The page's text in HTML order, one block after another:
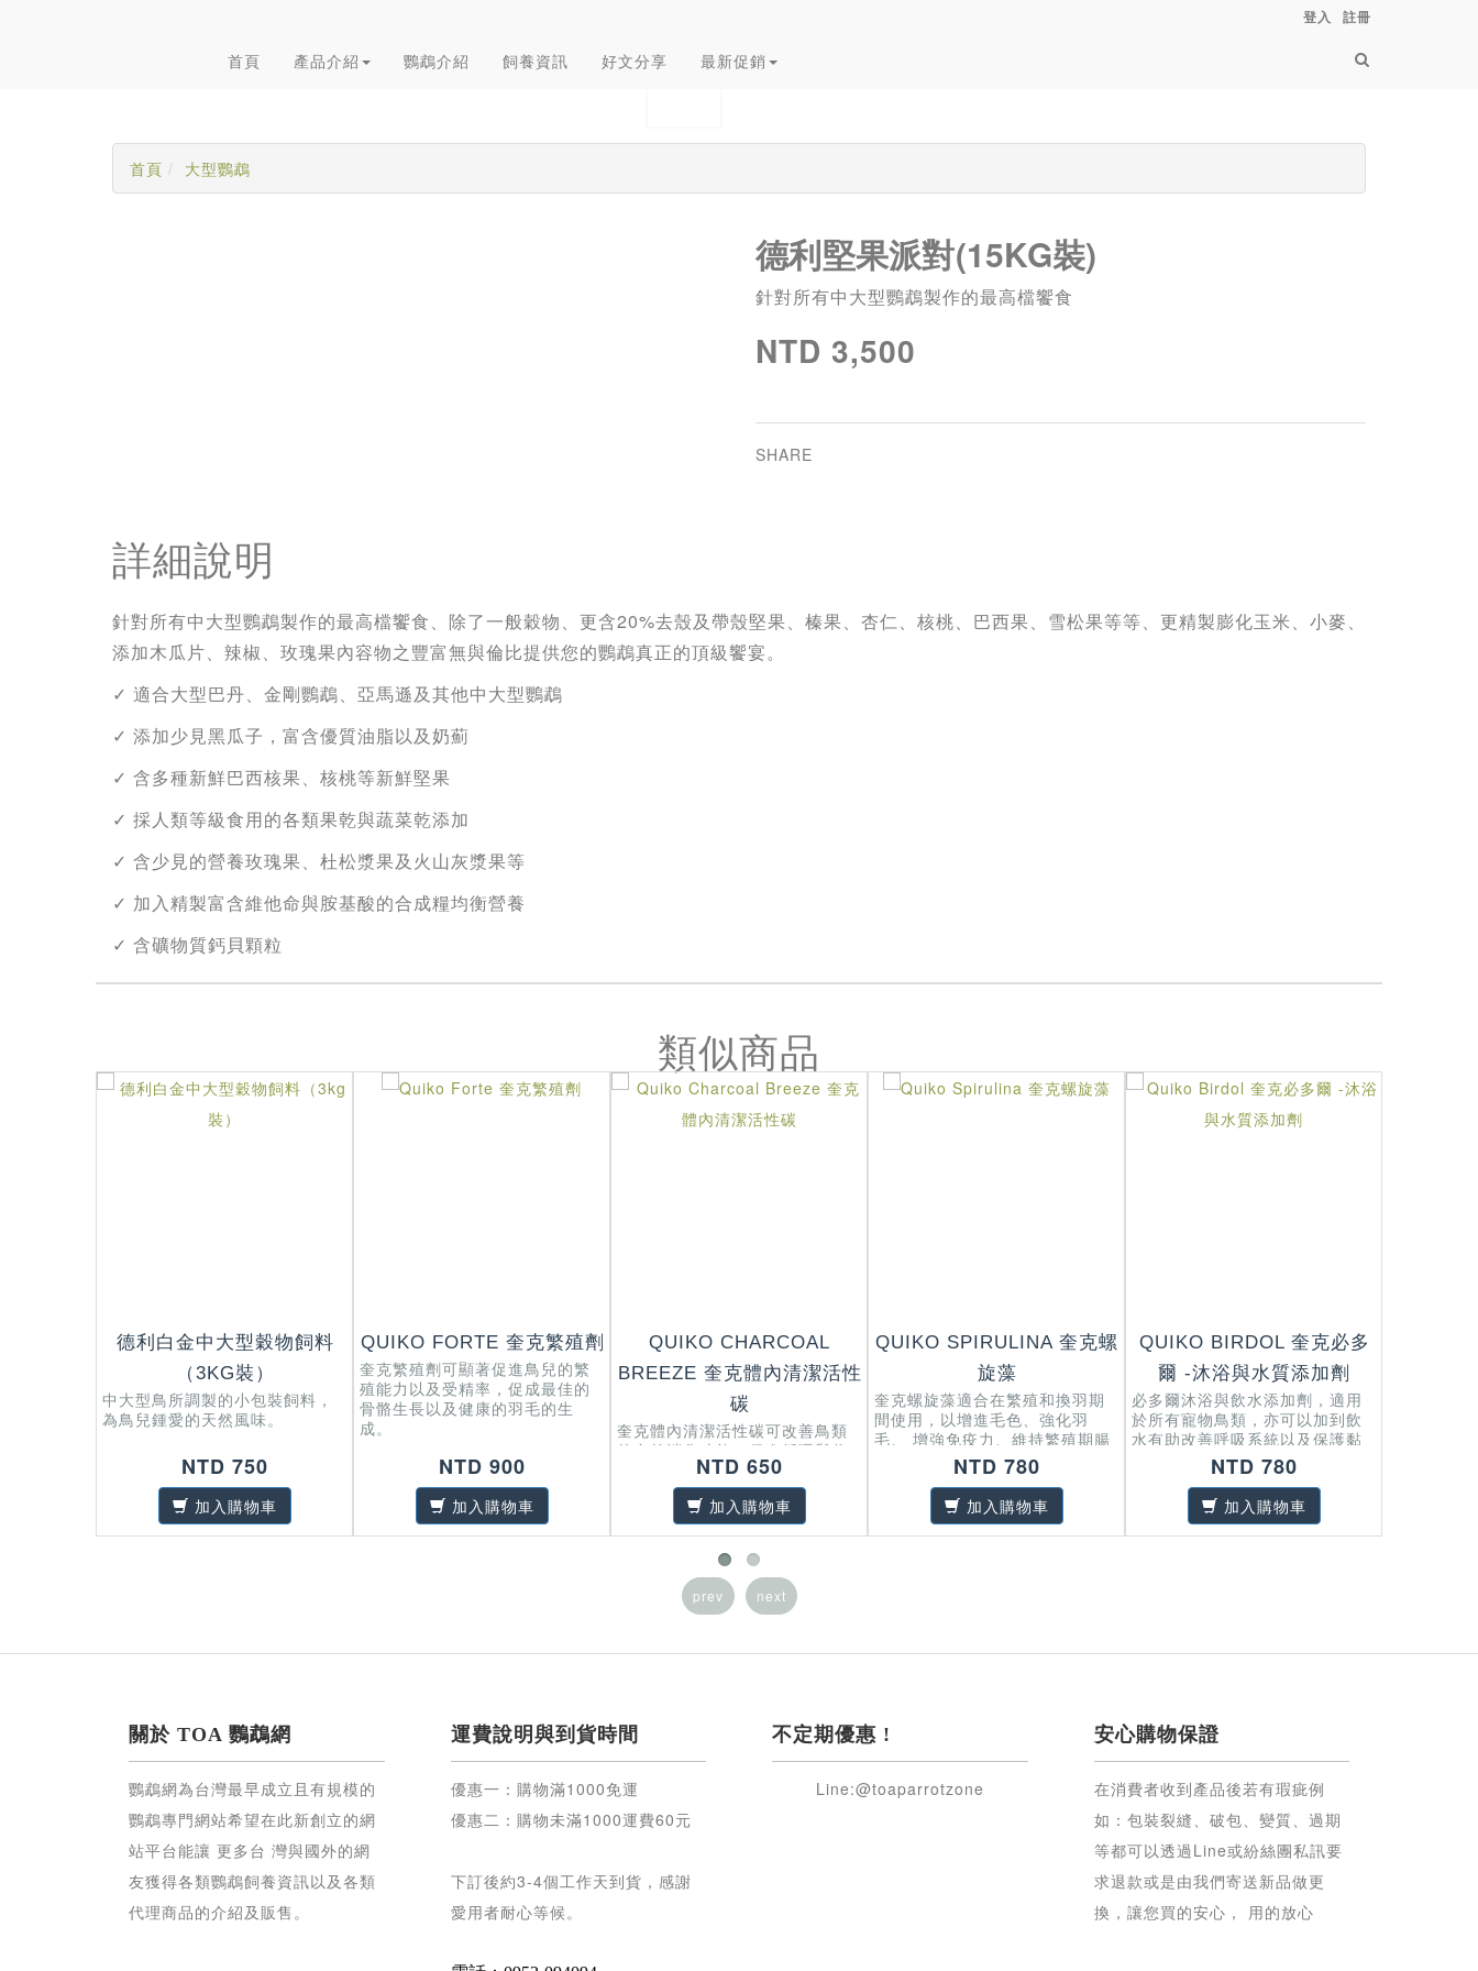
登入 註冊
首頁 產品介紹 鸚鵡介紹 飼養資訊 好文分享 最新促銷
首頁 大型鸚鵡
德利堅果派對(15KG裝)
針對所有中大型鸚鵡製作的最高檔饗食
NTD 3,500
SHARE
詳細說明
針對所有中大型鸚鵡製作的最高檔饗食、除了一般穀物、更含20%去殼及帶殼堅果、榛果、杏仁、核桃、巴西果、雪松果等等、更精製膨化玉米、小麥、
添加木瓜片、辣椒、玫瑰果內容物之豐富無與倫比提供您的鸚鵡真正的頂級饗宴。
✓ 適合大型巴丹、金剛鸚鵡、亞馬遜及其他中大型鸚鵡
✓ 添加少見黑瓜子，富含優質油脂以及奶薊
✓ 含多種新鮮巴西核果、核桃等新鮮堅果
✓ 採人類等級食用的各類果乾與蔬菜乾添加
✓ 含少見的營養玫瑰果、杜松漿果及火山灰漿果等
✓ 加入精製富含維他命與胺基酸的合成糧均衡營養
✓ 含礦物質鈣貝顆粒
類似商品
德利白金中大型穀物飼料
（3KG裝）
中大型鳥所調製的小包裝飼料，
為鳥兒鍾愛的天然風味。
NTD 750
加入購物車
QUIKO FORTE 奎克繁殖劑
奎克繁殖劑可顯著促進鳥兒的繁
殖能力以及受精率，促成最佳的
骨骼生長以及健康的羽毛的生
成。
NTD 900
加入購物車
QUIKO CHARCOAL
BREEZE 奎克體內清潔活性
碳
奎克體內清潔活性碳可改善鳥類
的自然消化功能、促進循環與代
謝及清除毒素 。NTD 650
加入購物車
QUIKO SPIRULINA 奎克螺
旋藻
奎克螺旋藻適合在繁殖和換羽期
間使用，以增進毛色、強化羽
毛、 增強免疫力、維持繁殖期腸
NTD 780
加入購物車
QUIKO BIRDOL 奎克必多
爾 -沐浴與水質添加劑
必多爾沐浴與飲水添加劑，適用
於所有寵物鳥類，亦可以加到飲
水有助改善呼吸系統以及保護黏
NTD 780
加入購物車
prev next
關於 TOA 鸚鵡網
鸚鵡網為台灣最早成立且有規模的
鸚鵡專門網站希望在此新創立的網
站平台能讓 更多台 灣與國外的網
友獲得各類鸚鵡飼養資訊以及各類
代理商品的介紹及販售。
運費說明與到貨時間
優惠一：購物滿1000免運
優惠二：購物未滿1000運費60元
下訂後約3-4個工作天到貨，感謝
愛用者耐心等候。
不定期優惠 !
Line:@toaparrotzone
安心購物保證
在消費者收到產品後若有瑕疵例
如：包裝裂縫、破包、變質、過期
等都可以透過Line或紛絲團私訊要
求退款或是由我們寄送新品做更
換，讓您買的安心， 用的放心